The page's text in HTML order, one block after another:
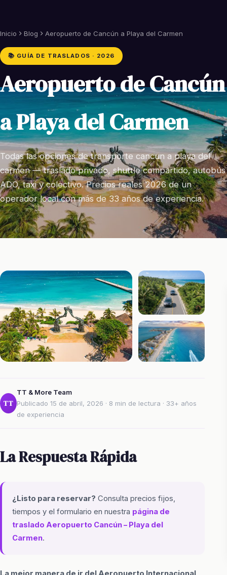
Inicio Blog Aeropuerto de Cancún a Playa del Carmen
📚 GUÍA DE TRASLADOS · 2026
Aeropuerto de Cancún
a Playa del Carmen
Todas las opciones de transporte cancun a playa del
carmen — traslado privado, shuttle compartido, autobús
ADO, taxi y colectivo. Precios reales 2026 de un
operador local con más de 33 años de experiencia.
TT
TT & More Team
Publicado 15 de abril, 2026 · 8 min de lectura · 33+ años
de experiencia
La Respuesta Rápida
¿Listo para reservar? Consulta precios fijos,
tiempos y el formulario en nuestra página de
traslado Aeropuerto Cancún – Playa del
Carmen.